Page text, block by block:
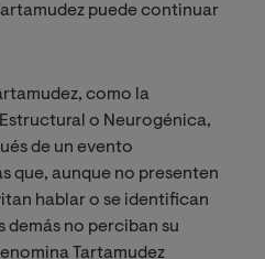
puede continuar
como la
o Neurogénica,
de un evento
que, aunque no presenten
hablar o se identifican
demás no perciban su
Tartamudez